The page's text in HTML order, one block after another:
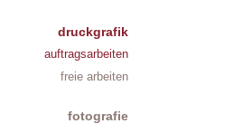
fotografie
freie arbeiten
auftragsarbeiten
druckgrafik